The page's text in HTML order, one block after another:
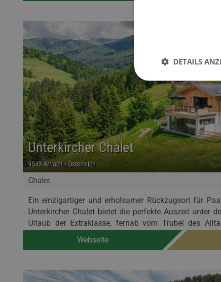
Chalet
Unterkircher Chalet
9543 Arriach • Österreich
Ein einzigartiger und erholsamer Rückzugsort für
Unterkircher Chalet bietet die perfekte Auszeit unter
Urlaub der Extraklasse, fernab vom Trubel des
Webseite
DETAILS